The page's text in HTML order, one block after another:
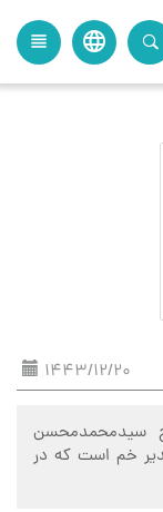
language
view_headline
1443/12/20
سید‌محمدمحسن
خم است که در